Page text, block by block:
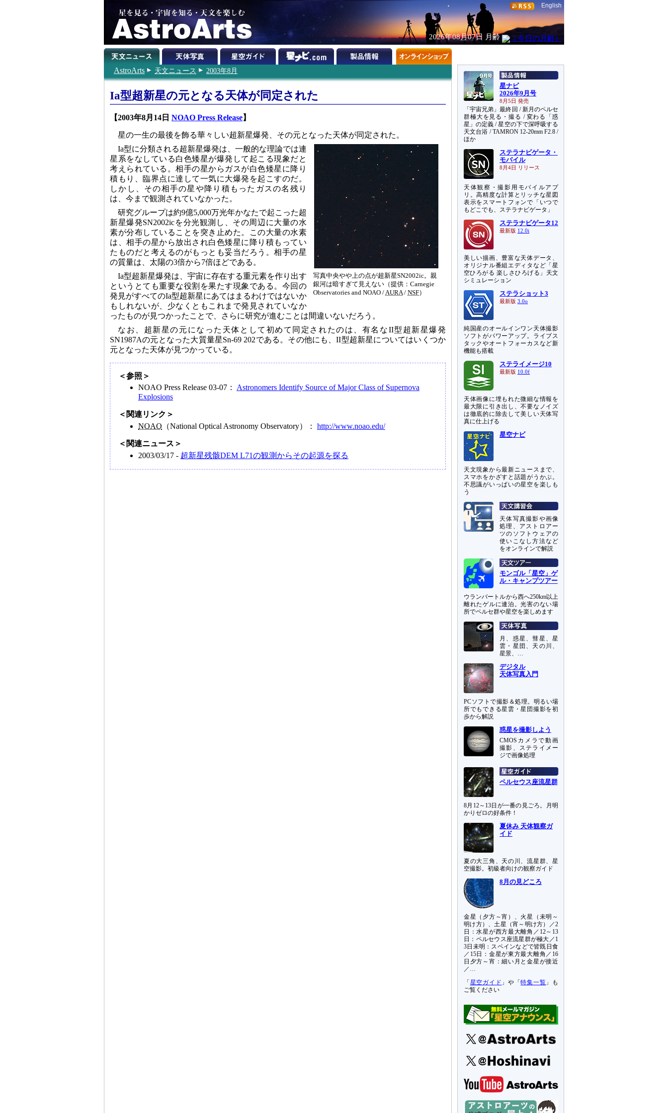
English
2026年08月07日 月齢
AstroArts 天文ニュース 2003年8月
Ia型超新星の元となる天体が同定された
【2003年8月14日 NOAO Press Release】
星の一生の最後を飾る華々しい超新星爆発、その元となった天体が同定された。
写真中央やや上の点が超新星SN2002ic。親
銀河は暗すぎて見えない（提供：Carnegie
Observatories andNOAO / AURA /NSF）
Ia型に分類される超新星爆発は、一般的な理論では連
星系をなしている白色矮星が爆発して起こる現象だと
考えられている。相手の星からガスが白色矮星に降り
積もり、臨界点に達して一気に大爆発を起こすのだ。
しかし、その相手の星や降り積もったガスの名残り
は、今まで観測されていなかった。
研究グループは約9億5,000万光年かなたで起こった超
新星爆発SN2002icを分光観測し、その周辺に大量の水
素が分布していることを突き止めた。この大量の水素
は、相手の星から放出され白色矮星に降り積もってい
たものだと考えるのがもっとも妥当だろう。相手の星
の質量は、太陽の3倍から7倍ほどである。
Ia型超新星爆発は、宇宙に存在する重元素を作り出す
というとても重要な役割を果たす現象である。今回の
発見がすべてのIa型超新星にあてはまるわけではないか
もしれないが、少なくともこれまで発見されていなか
ったものが見つかったことで、さらに研究が進むことは間違いないだろう。
なお、超新星の元になった天体として初めて同定されたのは、有名なII型超新星爆発
SN1987Aの元となった大質量星Sn-69 202である。その他にも、II型超新星についてはいくつか
元となった天体が見つかっている。
＜参照＞
NOAO Press Release 03-07： Astronomers Identify Source of Major Class of Supernova
Explosions
＜関連リンク＞
NOAO （National Optical Astronomy Observatory）： http://www.noao.edu/
＜関連ニュース＞
2003/03/17 - 超新星残骸DEM L71の観測からその起源を探る
星ナビ
2026年9月号
8月5日 発売
「宇宙兄弟」最終回 / 新月のペルセ
群極大を見る・撮る / 変わる「惑
星」の定義 / 星空の下で深呼吸する
天文台浴 / TAMRON 12-20mm F2.8 /
ほか
ステラナビゲータ・
モバイル
8月4日 リリース
天体観察・撮影用モバイルアプ
リ。高精度な計算とリッチな星図
表示をスマートフォンで「いつで
もどこでも、ステラナビゲータ」
ステラナビゲータ12
最新版 12.0i
美しい描画、豊富な天体データ、
オリジナル番組エディタなど「星
空ひろがる 楽しさひろげる」天文
シミュレーション
ステラショット3
最新版 3.0o
純国産のオールインワン天体撮影
ソフトがパワーアップ。ライブス
タックやオートフォーカスなど新
機能も搭載
ステライメージ10
最新版 10.0f
天体画像に埋もれた微細な情報を
最大限に引き出し、不要なノイズ
は徹底的に除去して美しい天体写
真に仕上げる
星空ナビ
天文現象から最新ニュースまで、
スマホをかざすと話題がうかぶ。
不思議がいっぱいの星空を楽しも
う
天体写真撮影や画像
処理、アストロアー
ツのソフトウェアの
使いこなし方法など
をオンラインで解説
モンゴル「星空」ゲ
ル・キャンプツアー
ウランバートルから西へ250km以上
離れたゲルに連泊。光害のない場
所でペルセ群や星空を楽しめます
月、惑星、彗星、星
雲・星団、天の川、
星景、…
デジタル
天体写真入門
PCソフトで撮影＆処理。明るい場
所でもできる星雲・星団撮影を初
歩から解説
惑星を撮影しよう
CMOSカメラで動画
撮影、ステライメー
ジで画像処理
ペルセウス座流星群
8月12～13日が一番の見ごろ。月明
かりゼロの好条件！
夏休み 天体観察ガ
イド
夏の大三角、天の川、流星群、星
空撮影。初級者向けの観察ガイド
8月の見どころ
金星（夕方～宵）、火星（未明～
明け方）、土星（宵～明け方）／2
日：水星が西方最大離角／12～13
日：ペルセウス座流星群が極大／1
3日未明：スペインなどで皆既日食
／15日：金星が東方最大離角／16
日夕方～宵：細い月と金星が接近
／…
「 星空ガイド 」や「特集一覧 」も
ご覧ください